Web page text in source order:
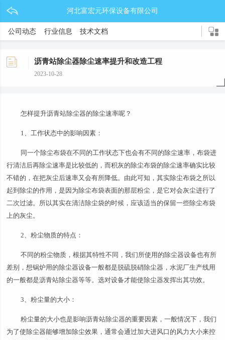
河北富宏元环保设备有限公司
公司动态 行业信息 技术文档
沥青站除尘器除尘速率提升和改造工程
2023-10-28
怎样提升沥青站除尘器的除尘速率呢？
1、工作状态中的影响因素：
同一个除尘布袋在不同的工作状态下也会有不同的除尘速率，布袋进
行清洁后再除尘速率是比较低的，而积灰的除尘布袋的除尘速率确实比较
不错的，在把灰尘后速率又会有所降低。由此可知，其实除尘布袋之所以
起到除尘的作用，是因为除尘布袋表面的那层粉尘，是它对会灰尘进行了
二次过滤。所以其实在清洁除尘袋的时候，应该适当的保留一些除尘布袋
上的灰尘。
2、粉尘物质的特点：
不同的粉尘物质，根据其特性不同，我们所使用的除尘器设备也有所
差别，想锅炉用的除尘器设备一般都是脱硫脱硝除尘器，水泥厂生产线用
的一般都是沥青站除尘器等等。选对设备才能使除尘器发挥出其功效。
3、粉尘量的大小：
粉尘量的大小也是影响沥青站除尘器的重要因素，一般情况下，我们
为了使除尘器能够增加除尘效果，通常会通过加大进风口的风力大小来控